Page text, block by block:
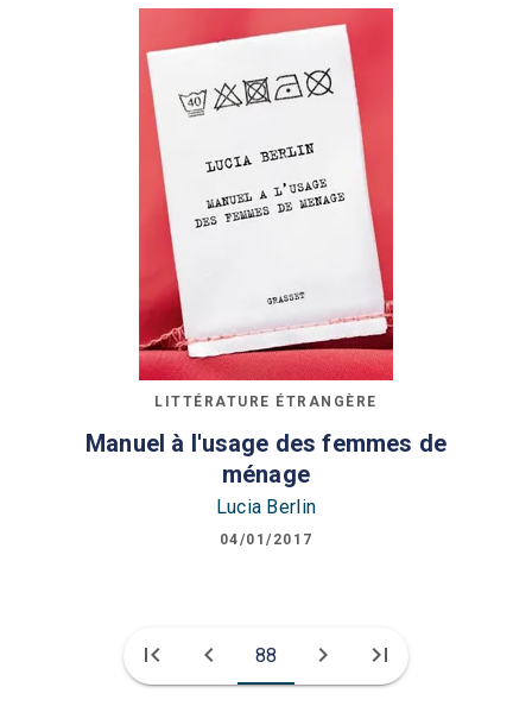
LITTÉRATURE ÉTRANGÈRE
Manuel à l'usage des femmes de
ménage
Lucia Berlin
04/01/2017
first_page chevron_left 88 chevron_right last_page